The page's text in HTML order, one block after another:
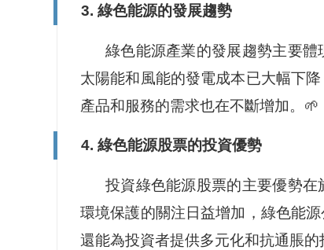
3. 綠色能源的發展趨勢
綠色能源產業的發展趨勢主要
太陽能和風能的發電成本已大幅下
產品和服務的需求也在不斷增加。🌱
4. 綠色能源股票的投資優勢
投資綠色能源股票的主要優勢
環境保護的關注日益增加，綠色能
還能為投資者提供多元化和抗通脹